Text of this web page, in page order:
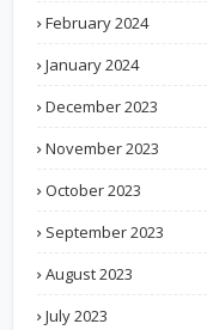
February 2024
January 2024
December 2023
November 2023
October 2023
September 2023
August 2023
July 2023